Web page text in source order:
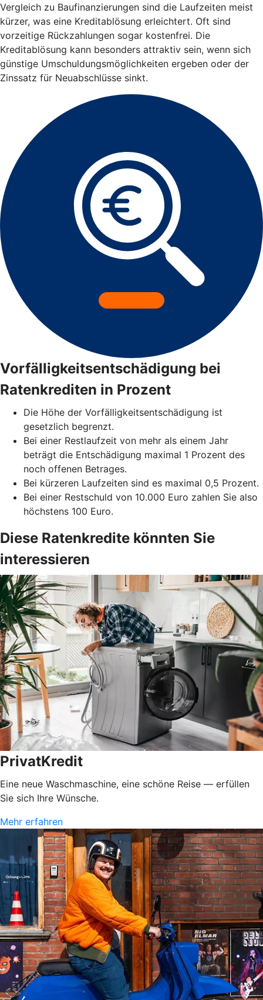
Vergleich zu Baufinanzierungen sind die Laufzeiten meist
kürzer, was eine Kreditablösung erleichtert. Oft sind
vorzeitige Rückzahlungen sogar kostenfrei. Die
Kreditablösung kann besonders attraktiv sein, wenn sich
günstige Umschuldungsmöglichkeiten ergeben oder der
Zinssatz für Neuabschlüsse sinkt.
Vorfälligkeitsentschädigung bei
Ratenkrediten in Prozent
Die Höhe der Vorfälligkeitsentschädigung ist
gesetzlich begrenzt.
Bei einer Restlaufzeit von mehr als einem Jahr
beträgt die Entschädigung maximal 1 Prozent des
noch offenen Betrages.
Bei kürzeren Laufzeiten sind es maximal 0,5 Prozent.
Bei einer Restschuld von 10.000 Euro zahlen Sie also
höchstens 100 Euro.
Diese Ratenkredite könnten Sie
interessieren
PrivatKredit
Eine neue Waschmaschine, eine schöne Reise — erfüllen
Sie sich Ihre Wünsche.
Mehr erfahren